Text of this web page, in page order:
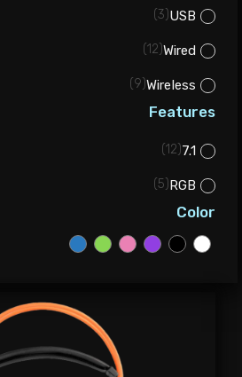
USB
(
3
)
Wired
(
12
)
Wireless
(
9
)
Features
7.1
(
12
)
RGB
(
5
)
Color